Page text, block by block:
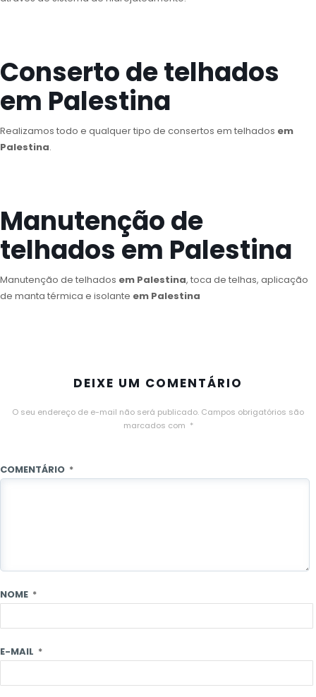
Conserto de telhados
em Palestina
Realizamos todo e qualquer tipo de consertos em telhados em
Palestina.
Manutenção de
telhados em Palestina
Manutenção de telhados em Palestina, toca de telhas, aplicação
de manta térmica e isolante em Palestina
DEIXE UM COMENTÁRIO
O seu endereço de e-mail não será publicado. Campos obrigatórios são
marcados com *
COMENTÁRIO *
NOME *
E-MAIL *